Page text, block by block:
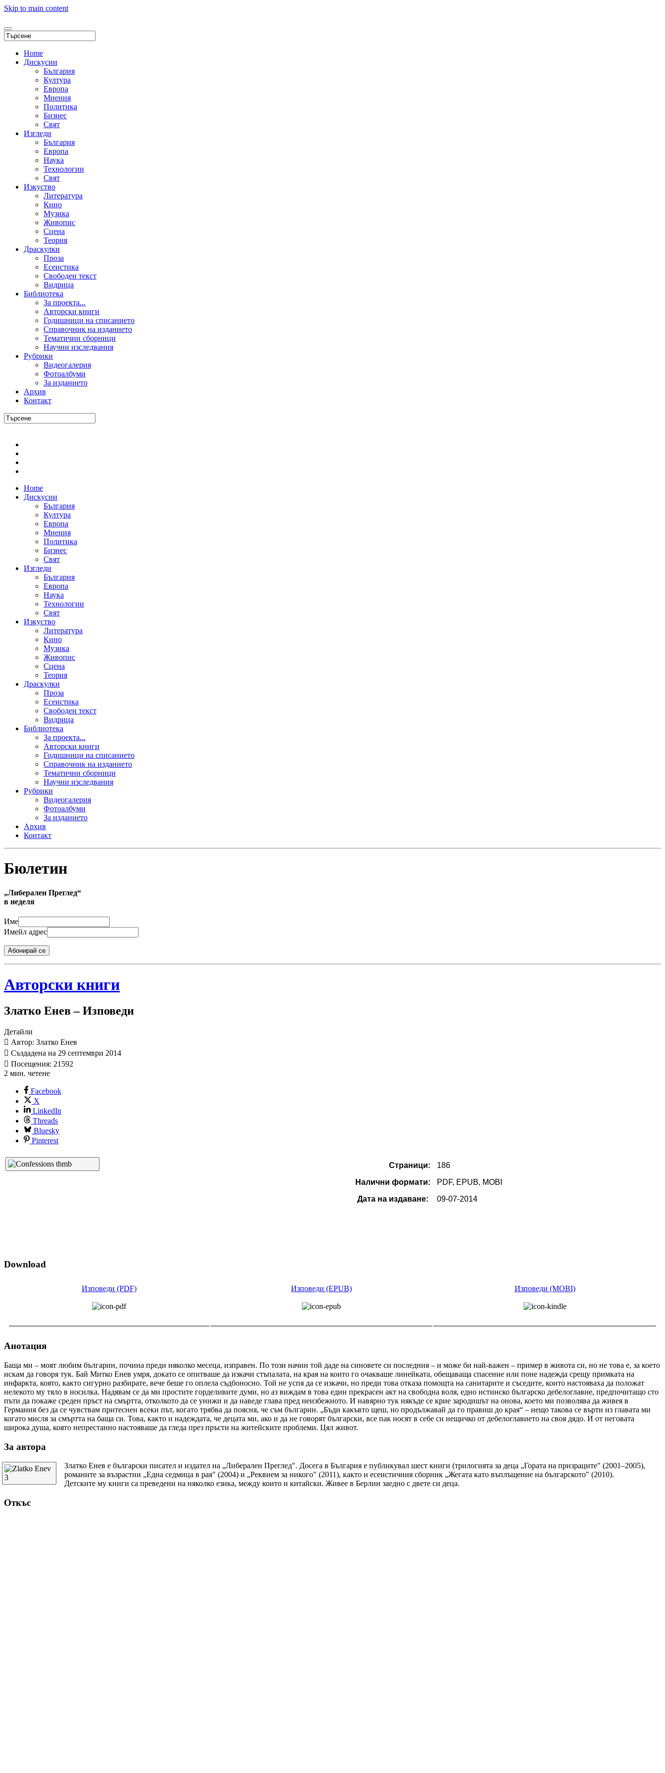
Skip to main content
Home
Дискусии
България
Култура
Европа
Мнения
Политика
Бизнес
Свят
Изгледи
България
Европа
Наука
Технологии
Свят
Изкуство
Литература
Кино
Музика
Живопис
Сцена
Теория
Драскулки
Проза
Есеистика
Свободен текст
Видрица
Библиотека
За проекта...
Авторски книги
Годишници на списанието
Справочник на изданието
Тематични сборници
Научни изследвания
Рубрики
Видеогалерия
Фотоалбуми
За изданието
Архив
Контакт
Home
Дискусии
България
Култура
Европа
Мнения
Политика
Бизнес
Свят
Изгледи
България
Европа
Наука
Технологии
Свят
Изкуство
Литература
Кино
Музика
Живопис
Сцена
Теория
Драскулки
Проза
Есеистика
Свободен текст
Видрица
Библиотека
За проекта...
Авторски книги
Годишници на списанието
Справочник на изданието
Тематични сборници
Научни изследвания
Рубрики
Видеогалерия
Фотоалбуми
За изданието
Архив
Контакт
Бюлетин
„Либерален Преглед“
в неделя
Име
Имейл адрес
Абонирай се
Авторски книги
Златко Енев – Изповеди
Детайли
Автор: Златко Енев
Създадена на 29 септември 2014
Посещения: 21592
2 мин. четене
Facebook
X
LinkedIn
Threads
Bluesky
Pinterest
Страници:
Налични формати:
Дата на издаване:
186
PDF, EPUB, MOBI
09-07-2014
Download
Изповеди (PDF) Изповеди (EPUB) Изповеди (MOBI)
Анотация
Баща ми – моят любим българин, почина преди няколко месеца, изправен. По този начин той даде на синовете си последния – и може би най-важен – пример в живота си, но не това е, за което
искам да говоря тук. Бай Митко Енев умря, докато се опитваше да изкачи стъпалата, на края на които го очакваше линейката, обещаваща спасение или поне надежда срещу примката на
инфаркта, която, както сигурно разбирате, вече беше го оплела съдбоносно. Той не успя да се изкачи, но преди това отказа помощта на санитарите и съседите, които настояваха да положат
нелекото му тяло в носилка. Надявам се да ми простите горделивите думи, но аз виждам в това един прекрасен акт на свободна воля, едно истинско българско дебелоглавие, предпочитащо сто
пъти да покаже среден пръст на смъртта, отколкото да се унижи и да наведе глава пред неизбежното. И навярно тук някъде се крие зародишът на онова, което ми позволява да живея в
Германия без да се чувствам притеснен всеки път, когато трябва да поясня, че съм българин. „Бъди какъвто щеш, но продължавай да го правиш до края“ – нещо такова се върти из главата ми
когато мисля за смъртта на баща си. Това, както и надеждата, че децата ми, ако и да не говорят български, все пак носят в себе си нещичко от дебелоглавието на своя дядо. И от неговата
широка душа, която непрестанно настояваше да гледа през пръсти на житейските проблеми. Цял живот.
За автора
Златко Енев е български писател и издател на „Либерален Преглед". Досега в България е публикувал шест книги (трилогията за деца „Гората на призраците" (2001–2005),
романите за възрастни „Една седмица в рая" (2004) и „Реквием за никого" (2011), както и есеистичния сборник „Жегата като въплъщение на българското" (2010).
Детските му книги са преведени на няколко езика, между които и китайски. Живее в Берлин заедно с двете си деца.
Откъс